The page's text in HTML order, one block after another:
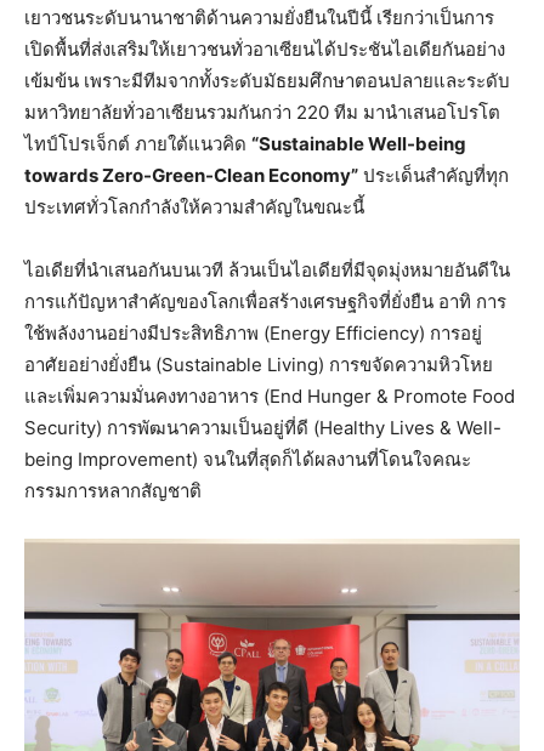
เยาวชนระดับนานาชาติด้านความยั่งยืนในปีนี้ เรียกว่าเป็นการ
เปิดพื้นที่ส่งเสริมให้เยาวชนทั่วอาเซียนได้ประชันไอเดียกันอย่าง
เข้มข้น เพราะมีทีมจากทั้งระดับมัธยมศึกษาตอนปลายและระดับ
มหาวิทยาลัยทั่วอาเซียนรวมกันกว่า 220 ทีม มานำเสนอโปรโต
ไทป์โปรเจ็กต์ ภายใต้แนวคิด “Sustainable Well-being
towards Zero-Green-Clean Economy” ประเด็นสำคัญที่ทุก
ประเทศทั่วโลกกำลังให้ความสำคัญในขณะนี้
ไอเดียที่นำเสนอกันบนเวที ล้วนเป็นไอเดียที่มีจุดมุ่งหมายอันดีใน
การแก้ปัญหาสำคัญของโลกเพื่อสร้างเศรษฐกิจที่ยั่งยืน อาทิ การ
ใช้พลังงานอย่างมีประสิทธิภาพ (Energy Efficiency) การอยู่
อาศัยอย่างยั่งยืน (Sustainable Living) การขจัดความหิวโหย
และเพิ่มความมั่นคงทางอาหาร (End Hunger & Promote Food
Security) การพัฒนาความเป็นอยู่ที่ดี (Healthy Lives & Well-
being Improvement) จนในที่สุดก็ได้ผลงานที่โดนใจคณะ
กรรมการหลากสัญชาติ